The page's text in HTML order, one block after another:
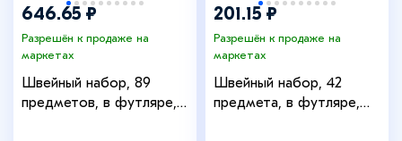
646.65 ₽
Разрешён к продаже на
маркетах
Швейный набор, 89
предметов, в футляре,
201.15 ₽
Разрешён к продаже на
маркетах
Швейный набор, 42
предмета, в футляре,